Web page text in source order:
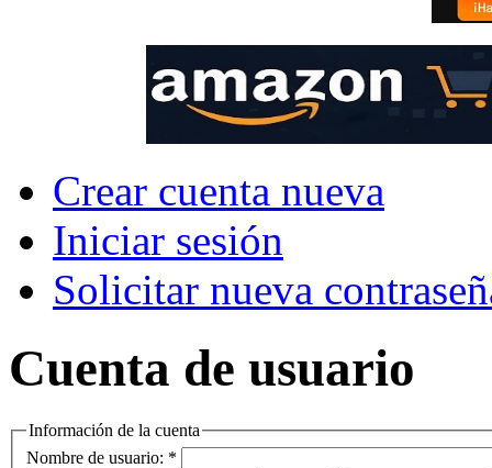
Crear cuenta nueva
Iniciar sesión
Solicitar nueva
Cuenta de usuario
Información de la cuenta
Nombre de usuario: *